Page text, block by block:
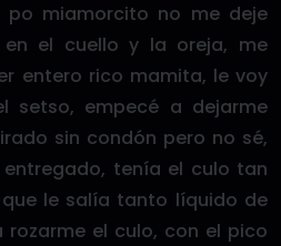
miamorcito no me deje
el cuello y la oreja, me
entero rico mamita, le voy
setso, empecé a dejarme
sin condón pero no sé,
tenía el culo tan
le salía tanto líquido de
rozarme el culo, con el pico